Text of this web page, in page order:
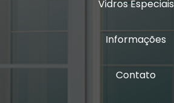
Vidros Especiais
Informações
Contato